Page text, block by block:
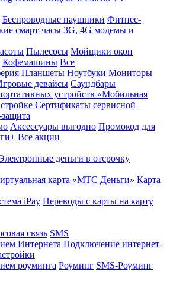
Беспроводные наушники Фитнес-
смарт-часы 3G, 4G модемы и
Пылесосы Мойщики окон
Кофемашины Все
Планшеты Ноутбуки Мониторы
девайсы Саундбары
устройств «Мобильная
Сертификаты сервисной
Аксессуары выгодно Промокод для
Все акции
деньги в отсрочку
карта «МТС Деньги» Карта
iPay Переводы с карты на карту
связь SMS
Интернета Подключение интернет-
роуминга Роуминг SMS-Роуминг